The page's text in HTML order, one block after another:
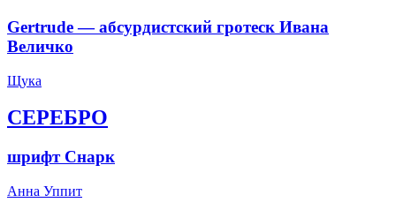
Gertrude — абсурдистский гротеск Ивана
Величко
Щука
СЕРЕБРО
шрифт Снарк
Анна Уппит